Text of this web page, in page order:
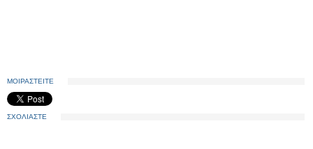
ΜΟΙΡΑΣΤΕΙΤΕ
ΣΧΟΛΙΑΣΤΕ